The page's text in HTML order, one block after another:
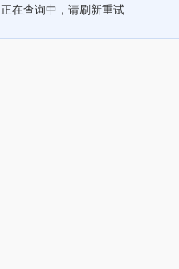
正在查询中，请刷新重试